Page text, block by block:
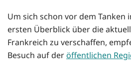
Um sich schon vor dem Tanken
ersten Überblick über die
Frankreich zu verschaffen,
Besuch auf deröffentlichen